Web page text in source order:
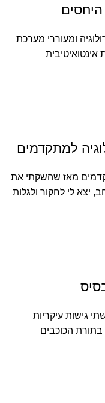
היחסים
ומעוררי מערכת
למתקדמים
מאז שהשקתי את
יצא לי לחקור ולגלות
גישות עיקריות
הכוכבים